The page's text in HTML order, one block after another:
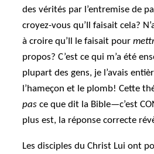
des vérités par l’entremise de
croyez-vous qu’Il faisait cela?
à croire qu’Il le faisait pour
propos? C’est ce qui m’a été
plupart des gens, je l’avais
l’hameçon et le plomb! Cette
pas ce que dit la Bible—c’est
plus est, la réponse correcte
Les disciples du Christ Lui ont